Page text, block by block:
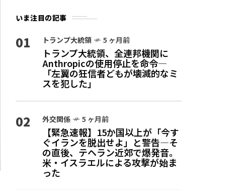
いま注目の記事
01 トランプ大統領 5 ヶ月前
トランプ大統領、全連邦機関に
Anthropicの使用停止を命令—
「左翼の狂信者どもが壊滅的なミ
スを犯した」
02 外交関係 5 ヶ月前
【緊急速報】15か国以上が「今す
ぐイランを脱出せよ」と警告—そ
の直後、テヘラン近郊で爆発音。
米・イスラエルによる攻撃が始ま
った